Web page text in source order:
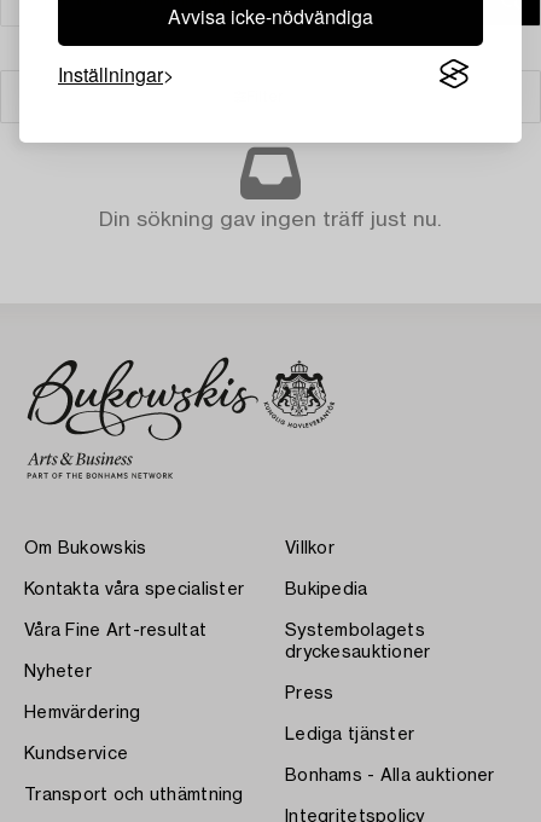
Avvisa icke-nödvändiga
Inställningar
Din sökning gav ingen träff just nu.
Om Bukowskis
Kontakta våra specialister
Våra Fine Art-resultat
Nyheter
Hemvärdering
Kundservice
Transport och uthämtning
Villkor
Bukipedia
Systembolagets
dryckesauktioner
Press
Lediga tjänster
Bonhams - Alla auktioner
Integritetspolicy